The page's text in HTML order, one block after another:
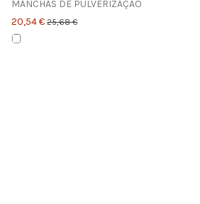
MANCHAS DE PULVERIZAÇÃO
20,54 €25,68 €